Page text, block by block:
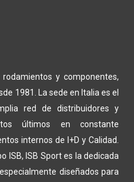
y componentes,
1981. La sede en Italia es el
red de distribuidores y
últimos en constante
internos de I+D y Calidad.
ISB, ISB Sport es la dedicada
diseñados para